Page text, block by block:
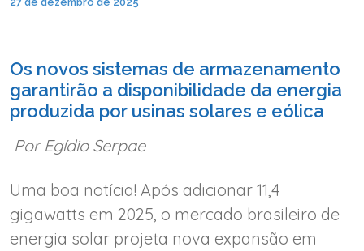
Os novos sistemas de armazenamento
garantirão a disponibilidade da energia
produzida por usinas solares e eólica
Por Egídio Serpae
Uma boa notícia! Após adicionar 11,4
gigawatts em 2025, o mercado brasileiro de
energia solar projeta nova expansão em